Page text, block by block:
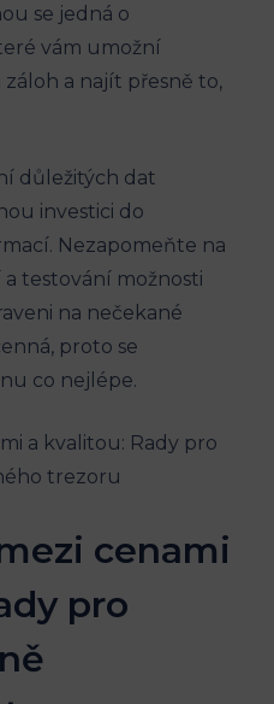
se jedná o
vám umožní
záloh a najít přesně to,
důležitých dat
investici do
Nezapomeňte na
testování možnosti
na nečekané
proto se
co nejlépe.
cenami
pro